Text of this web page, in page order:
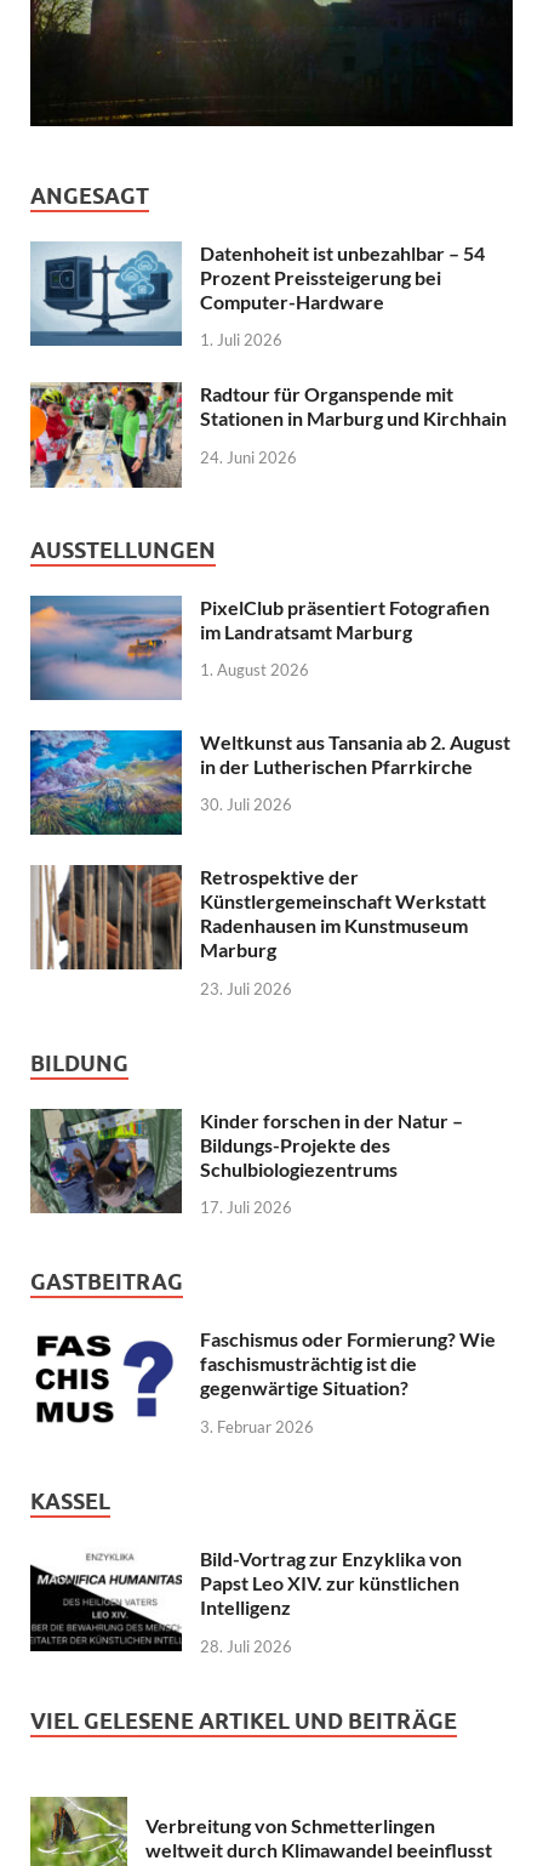
ANGESAGT
Datenhoheit ist unbezahlbar – 54
Prozent Preissteigerung bei
Computer-Hardware
1. Juli 2026
Radtour für Organspende mit
Stationen in Marburg und Kirchhain
24. Juni 2026
AUSSTELLUNGEN
PixelClub präsentiert Fotografien
im Landratsamt Marburg
1. August 2026
Weltkunst aus Tansania ab 2. August
in der Lutherischen Pfarrkirche
30. Juli 2026
Retrospektive der
Künstlergemeinschaft Werkstatt
Radenhausen im Kunstmuseum
Marburg
23. Juli 2026
BILDUNG
Kinder forschen in der Natur –
Bildungs-Projekte des
Schulbiologiezentrums
17. Juli 2026
GASTBEITRAG
Faschismus oder Formierung? Wie
faschismusträchtig ist die
gegenwärtige Situation?
3. Februar 2026
KASSEL
Bild-Vortrag zur Enzyklika von
Papst Leo XIV. zur künstlichen
Intelligenz
28. Juli 2026
VIEL GELESENE ARTIKEL UND BEITRÄGE
Verbreitung von Schmetterlingen
weltweit durch Klimawandel beeinflusst